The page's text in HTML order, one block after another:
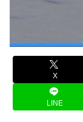
X
LINE